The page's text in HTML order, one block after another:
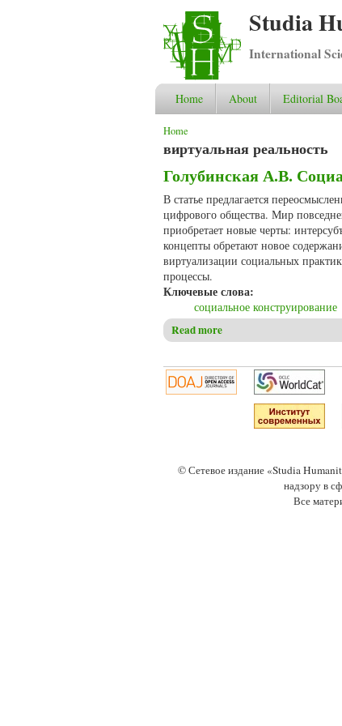
Studia
International
Home About Editorial
You are here
Home
виртуальная реальность
Голубинская А.В.
В статье предлагается
цифрового общества. Мир
приобретает новые черты:
концепты обретают новое
виртуализации социальных
процессы.
Ключевые слова:
социальное конструирование
Read more
© Сетевое издание «Studia
надзору в
Все